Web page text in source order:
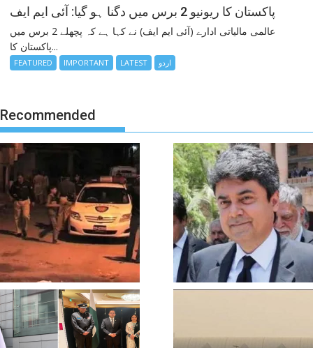
پاکستان کا ریونیو 2 برس میں دگنا ہو گیا: آئی ایم ایف
عالمی مالیاتی ادارے (آئی ایم ایف) نے کہا ہے کہ پچھلے 2 برس میں
پاکستان کا...
FEATURED IMPORTANT LATEST اردو
Recommended